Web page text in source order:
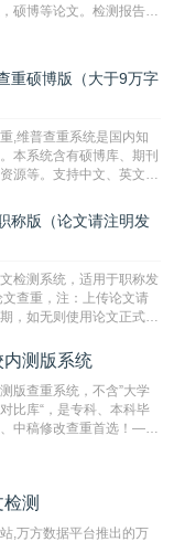
硕博等论文。检测报告支
重硕博版（大于9万字
,维普查重系统是国内知
本系统含有硕博库、期刊
源等。支持中文、英文、
称版（论文请注明发
检测系统，适用于职称发
查重，注：上传论文请
，如无则使用论文正式发
表日期。
测版系统
版查重系统，不含”大学
比库“，是专科、本科毕
中稿修改查重首选！——
测
,万方数据平台推出的万